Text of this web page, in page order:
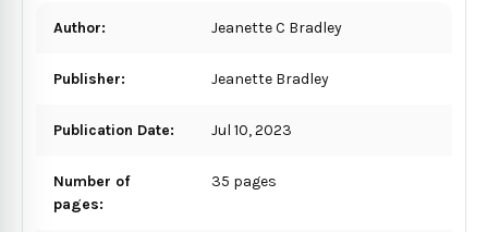
Author: Jeanette C Bradley
Publisher: Jeanette Bradley
Publication Date: Jul 10, 2023
Number of
pages:
35 pages